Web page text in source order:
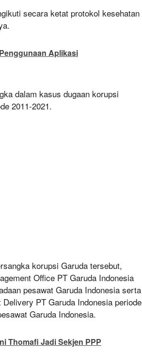
secara ketat protokol kesehatan
Aplikasi
dalam kasus dugaan korupsi
2011-2021.
korupsi Garuda tersebut,
Office PT Garuda Indonesia
pesawat Garuda Indonesia serta
PT Garuda Indonesia periode
Garuda Indonesia.
Thomafi Jadi Sekjen PPP